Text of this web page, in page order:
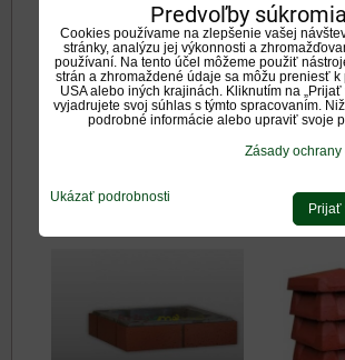
Komínové ukončenie
komína TUMA
Napoleon.. na
Predvoľby súkromia
Cookies používame na zlepšenie vašej
stránky, analýzu jej výkonnosti a
používaní. Na tento účel môžeme použiť
strán a zhromaždené údaje sa môžu preniesť k
USA alebo iných krajinách. Kliknutím na „Prijať
vyjadrujete svoj súhlas s týmto spracovaním.
podrobné informácie alebo upraviť svoje
Zásady
Ukázať podrobnosti
Prijať